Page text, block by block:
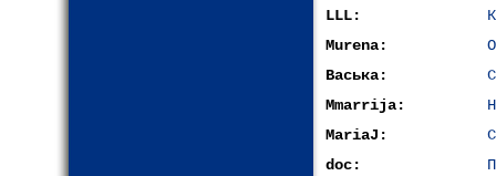
LLL:
Murena:
Васька:
Mmarrija:
MariaJ:
doc: